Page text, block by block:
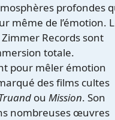
profondes
même de l’émotion.
Records sont
totale.
pour mêler émotion
des films cultes
ou Mission. Son
nombreuses œuvres